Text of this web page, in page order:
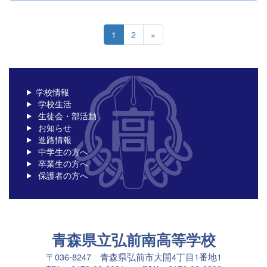
1 2 »
学校情報
学校生活
生徒会・部活動
お知らせ
進路情報
中学生の方へ
卒業生の方へ
保護者の方へ
青森県立弘前南高等学校
〒036-8247 青森県弘前市大開4丁目1番地1